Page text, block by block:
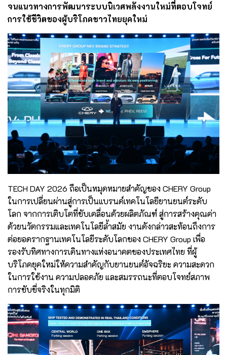
จนแนวทางการพัฒนาระบบนิเวศพลังงานใหม่ที่ตอบโจทย์
การใช้ชีวิตของผู้บริโภคชาวไทยยุคใหม่
TECH DAY 2026 ถือเป็นหมุดหมายสำคัญของ CHERY Group
ในการเปลี่ยนผ่านสู่การเป็นแบรนด์เทคโนโลยียานยนต์ระดับ
โลก จากการเติบโตที่ขับเคลื่อนด้วยผลิตภัณฑ์ สู่การสร้างคุณค่า
ด้วยนวัตกรรมและเทคโนโลยีล้ำสมัย งานดังกล่าวสะท้อนถึงการ
ต่อยอดรากฐานเทคโนโลยีระดับโลกของ CHERY Group เพื่อ
รองรับทิศทางการเดินทางแห่งอนาคตของประเทศไทย ที่ผู้
บริโภคยุคใหม่ให้ความสำคัญกับยานยนต์อัจฉริยะ ความสะดวก
ในการใช้งาน ความปลอดภัย และสมรรถนะที่ตอบโจทย์สภาพ
การขับขี่จริงในทุกมิติ